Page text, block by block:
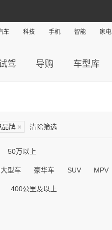
车 科技 手机 智能 家电
驾 导购 车型库
品牌 × 清除筛选
50万以上
型车 豪华车 SUV MPV
400公里及以上